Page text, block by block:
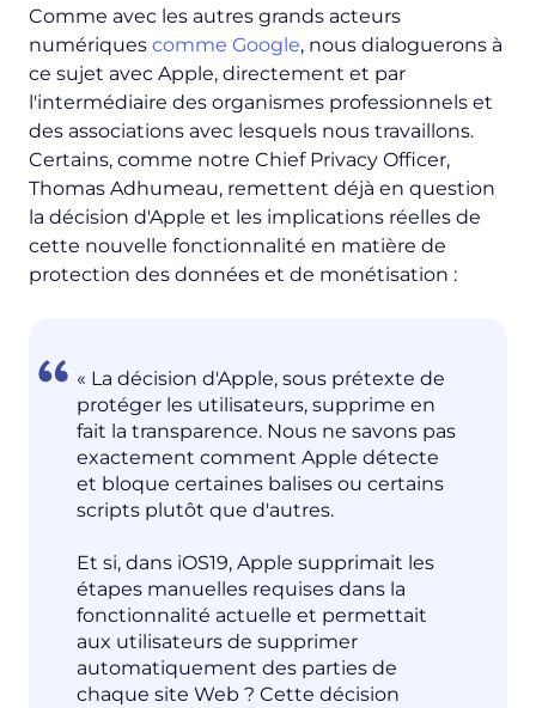
Comme avec les autres grands acteurs
numériques comme Google, nous dialoguerons à
ce sujet avec Apple, directement et par
l'intermédiaire des organismes professionnels et
des associations avec lesquels nous travaillons.
Certains, comme notre Chief Privacy Officer,
Thomas Adhumeau, remettent déjà en question
la décision d'Apple et les implications réelles de
cette nouvelle fonctionnalité en matière de
protection des données et de monétisation :
« La décision d'Apple, sous prétexte de
protéger les utilisateurs, supprime en
fait la transparence. Nous ne savons pas
exactement comment Apple détecte
et bloque certaines balises ou certains
scripts plutôt que d'autres.
Et si, dans iOS19, Apple supprimait les
étapes manuelles requises dans la
fonctionnalité actuelle et permettait
aux utilisateurs de supprimer
automatiquement des parties de
chaque site Web ? Cette décision